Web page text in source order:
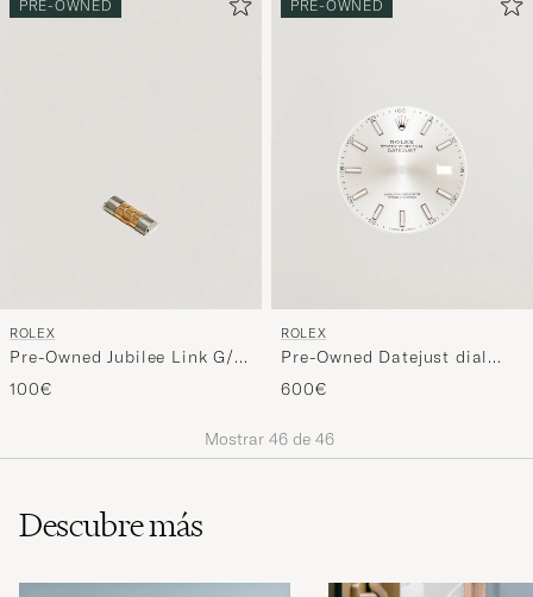
PRE-OWNED
ROLEX
Pre-Owned Jubilee Link G/S
20mm 4/5 ref
100€
PRE-OWNED
ROLEX
Pre-Owned Datejust dial
41mm 12XXXX
600€
Mostrar 46 de 46
Descubre más